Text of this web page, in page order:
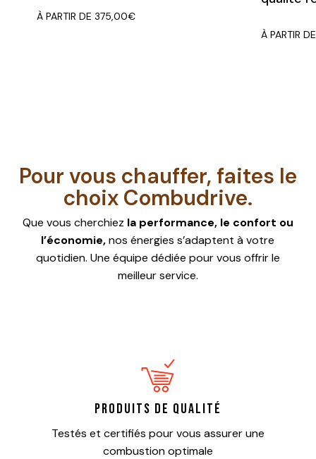
Ces remises s’appliquent
À PARTIR DE 375,00€
À PARTIR
Pour vous chauffer, faites le
choix Combudrive.
Que vous cherchiez la performance, le confort ou
l’économie,nos énergies s’adaptent à votre
quotidien. Une équipe dédiée pour vous offrir le
meilleur service.
Produits de qualité
Testés et certifiés pour vous assurer une
combustion optimale